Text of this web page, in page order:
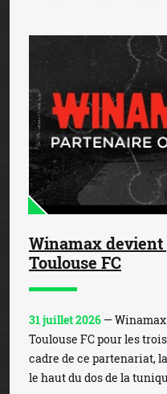
Winamax
Toulouse FC
31 juillet 2026 — Winamax
Toulouse FC pour les
cadre de ce partenariat,
le haut du dos de la